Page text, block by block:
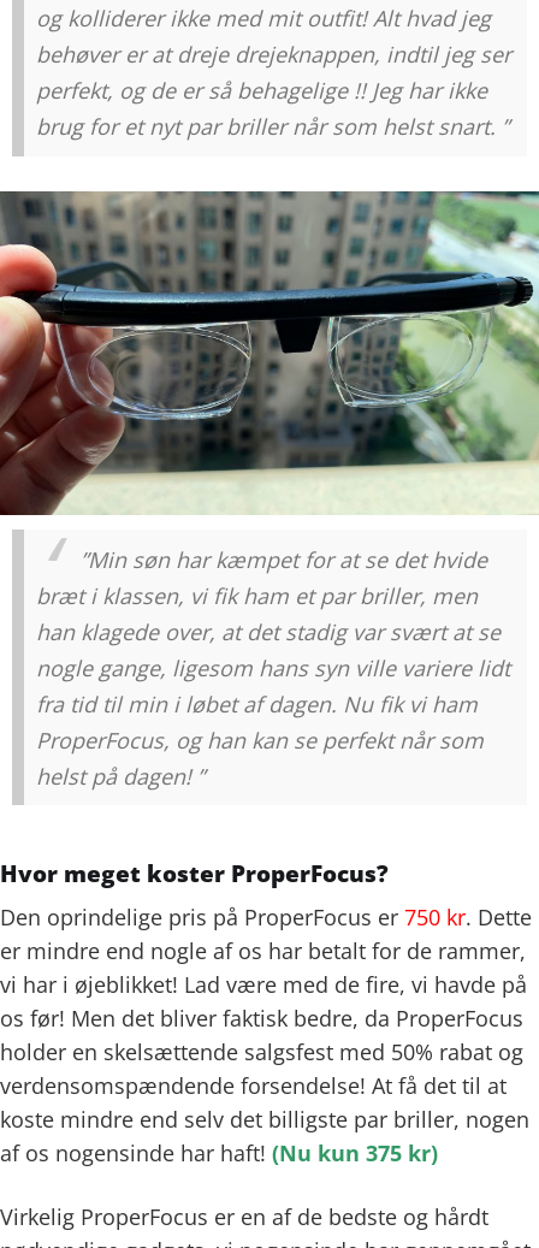
og kolliderer ikke med mit outfit! Alt hvad jeg
behøver er at dreje drejeknappen, indtil jeg ser
perfekt, og de er så behagelige !! Jeg har ikke
brug for et nyt par briller når som helst snart. ”
”Min søn har kæmpet for at se det hvide
bræt i klassen, vi fik ham et par briller, men
han klagede over, at det stadig var svært at se
nogle gange, ligesom hans syn ville variere lidt
fra tid til min i løbet af dagen. Nu fik vi ham
ProperFocus, og han kan se perfekt når som
helst på dagen! ”
Hvor meget koster ProperFocus?
Den oprindelige pris på ProperFocus er 750 kr. Dette
er mindre end nogle af os har betalt for de rammer,
vi har i øjeblikket! Lad være med de fire, vi havde på
os før! Men det bliver faktisk bedre, da ProperFocus
holder en skelsættende salgsfest med 50% rabat og
verdensomspændende forsendelse! At få det til at
koste mindre end selv det billigste par briller, nogen
af ​​os nogensinde har haft! (Nu kun 375 kr)
Virkelig ProperFocus er en af ​​de bedste og hårdt